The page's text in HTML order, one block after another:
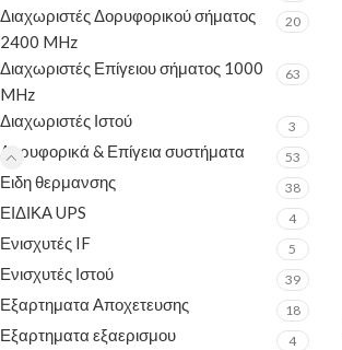
Διαχωριστές Δορυφορικού σήματος
2400 MHz
20
Διαχωριστές Επίγειου σήματος 1000
MHz
63
Διαχωριστές Ιστού 3
Δορυφορικά & Επίγεια συστήματα 53
Ειδη θερμανσης 38
ΕΙΔΙΚΑ UPS 4
Ενισχυτές IF 5
Ενισχυτές Ιστού 39
Εξαρτηματα Αποχετευσης 18
Εξαρτηματα εξαερισμου 4